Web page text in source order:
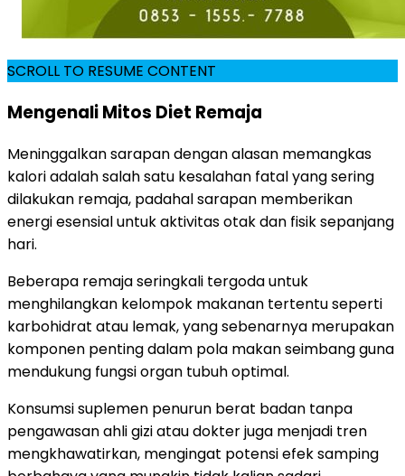
SCROLL TO RESUME CONTENT
Mengenali Mitos Diet Remaja
Meninggalkan sarapan dengan alasan memangkas
kalori adalah salah satu kesalahan fatal yang sering
dilakukan remaja, padahal sarapan memberikan
energi esensial untuk aktivitas otak dan fisik sepanjang
hari.
Beberapa remaja seringkali tergoda untuk
menghilangkan kelompok makanan tertentu seperti
karbohidrat atau lemak, yang sebenarnya merupakan
komponen penting dalam pola makan seimbang guna
mendukung fungsi organ tubuh optimal.
Konsumsi suplemen penurun berat badan tanpa
pengawasan ahli gizi atau dokter juga menjadi tren
mengkhawatirkan, mengingat potensi efek samping